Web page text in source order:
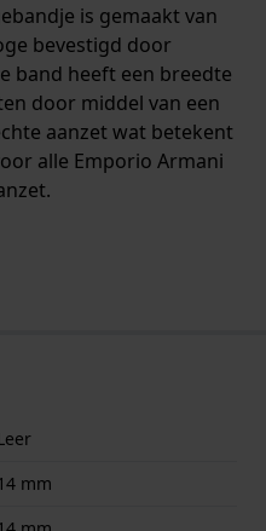
is gemaakt van
bevestigd door
band heeft een breedte
door middel van een
aanzet wat betekent
alle Emporio Armani
mm